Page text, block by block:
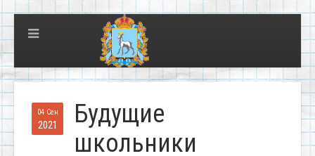
04 Сен
2021
Будущие
школьники